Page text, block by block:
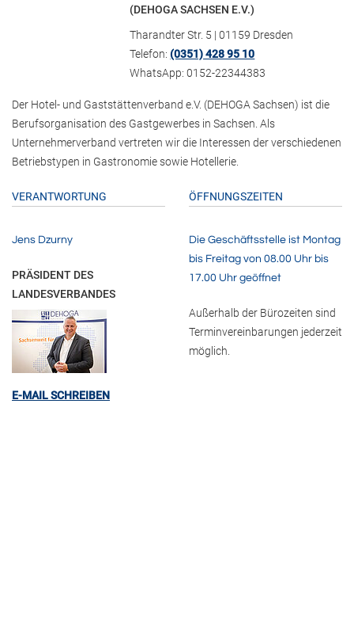
(DEHOGA SACHSEN E.V.)
Tharandter Str. 5 | 01159 Dresden
Telefon:(0351) 428 95 10
WhatsApp: 0152-22344383
Der Hotel- und Gaststättenverband e.V. (DEHOGA Sachsen) ist die
Berufsorganisation des Gastgewerbes in Sachsen. Als
Unternehmerverband vertreten wir die Interessen der verschiedenen
Betriebstypen in Gastronomie sowie Hotellerie.
VERANTWORTUNG
Jens Dzurny
PRÄSIDENT DES
LANDESVERBANDES
E-MAIL SCHREIBEN
ÖFFNUNGSZEITEN
Die Geschäftsstelle ist Montag
bis Freitag von 08.00 Uhr bis
17.00 Uhr geöffnet
Außerhalb der Bürozeiten sind
Terminvereinbarungen jederzeit
möglich.